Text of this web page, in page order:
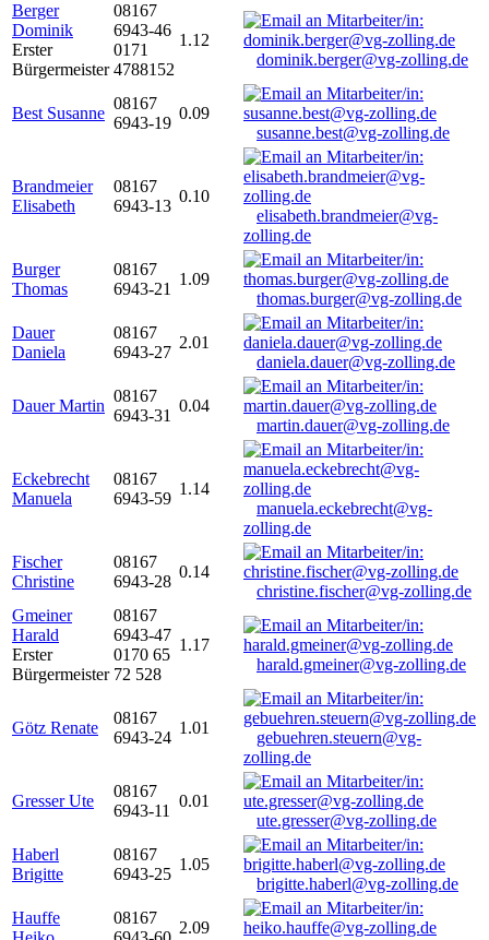
Berger
Dominik
Erster
Bürgermeister
08167
6943-46
0171
4788152
1.12
dominik.berger@vg-zolling.de
Best Susanne
08167
6943-19
0.09
susanne.best@vg-zolling.de
Brandmeier
Elisabeth
08167
6943-13
0.10
elisabeth.brandmeier@vg-
zolling.de
Burger
Thomas
08167
6943-21
1.09
thomas.burger@vg-zolling.de
Dauer
Daniela
08167
6943-27
2.01
daniela.dauer@vg-zolling.de
Dauer Martin
08167
6943-31
0.04
martin.dauer@vg-zolling.de
Eckebrecht
Manuela
08167
6943-59
1.14
manuela.eckebrecht@vg-
zolling.de
Fischer
Christine
08167
6943-28
0.14
christine.fischer@vg-zolling.de
Gmeiner
Harald
Erster
Bürgermeister
08167
6943-47
0170 65
72 528
1.17
harald.gmeiner@vg-zolling.de
Götz Renate
08167
6943-24
1.01
gebuehren.steuern@vg-
zolling.de
Gresser Ute
08167
6943-11
0.01
ute.gresser@vg-zolling.de
Haberl
Brigitte
08167
6943-25
1.05
brigitte.haberl@vg-zolling.de
Hauffe
08167
2.09